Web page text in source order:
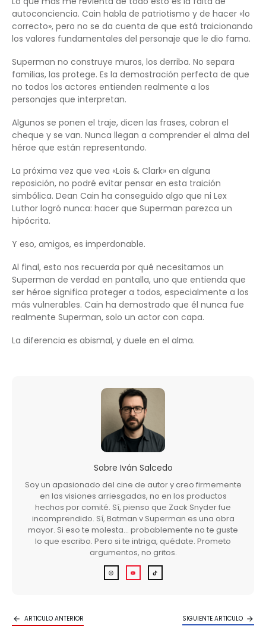
autoconciencia. Cain habla de patriotismo y de hacer «lo
correcto», pero no se da cuenta de que está traicionando
los valores fundamentales del personaje que le dio fama.
Superman no construye muros, los derriba. No separa
familias, las protege. Es la demostración perfecta de que
no todos los actores entienden realmente a los
personajes que interpretan.
Algunos se ponen el traje, dicen las frases, cobran el
cheque y se van. Nunca llegan a comprender el alma del
héroe que están representando.
La próxima vez que vea «Lois & Clark» en alguna
reposición, no podré evitar pensar en esta traición
simbólica. Dean Cain ha conseguido algo que ni Lex
Luthor logró nunca: hacer que Superman parezca un
hipócrita.
Y eso, amigos, es imperdonable.
Al final, esto nos recuerda por qué necesitamos un
Superman de verdad en pantalla, uno que entienda que
ser héroe significa proteger a todos, especialmente a los
más vulnerables. Cain ha demostrado que él nunca fue
realmente Superman, solo un actor con capa.
La diferencia es abismal, y duele en el alma.
Sobre Iván Salcedo
Soy un apasionado del cine de autor y creo firmemente
en las visiones arriesgadas, no en los productos
hechos por comité. Sí, pienso que Zack Snyder fue
incomprendido. Sí, Batman v Superman es una obra
mayor. Si eso te molesta… probablemente no te guste
lo que escribo. Pero si te intriga, quédate. Prometo
argumentos, no gritos.
ARTICULO ANTERIOR SIGUIENTE ARTICULO